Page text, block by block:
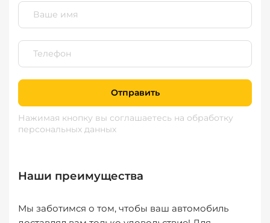
Отправить
Нажимая кнопку вы соглашаетесь на обработку
персональных данных
Наши преимущества
Мы заботимся о том, чтобы ваш автомобиль